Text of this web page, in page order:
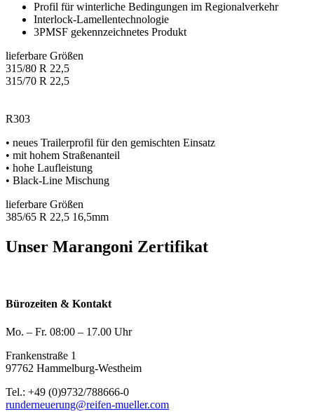
Profil für winterliche Bedingungen im Regionalverkehr
Interlock-Lamellentechnologie
3PMSF gekennzeichnetes Produkt
lieferbare Größen
315/80 R 22,5
315/70 R 22,5
R303
• neues Trailerprofil für den gemischten Einsatz
• mit hohem Straßenanteil
• hohe Laufleistung
• Black-Line Mischung
lieferbare Größen
385/65 R 22,5 16,5mm
Unser Marangoni Zertifikat
Bürozeiten & Kontakt
Mo. – Fr. 08:00 – 17.00 Uhr
Frankenstraße 1
97762 Hammelburg-Westheim
Tel.: +49 (0)9732/788666-0
runderneuerung@reifen-mueller.com